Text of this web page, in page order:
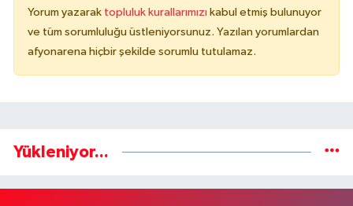
Yorum yazarak topluluk kurallarımızı kabul etmiş bulunuyor
ve tüm sorumluluğu üstleniyorsunuz. Yazılan yorumlardan
afyonarena hiçbir şekilde sorumlu tutulamaz.
Yükleniyor...